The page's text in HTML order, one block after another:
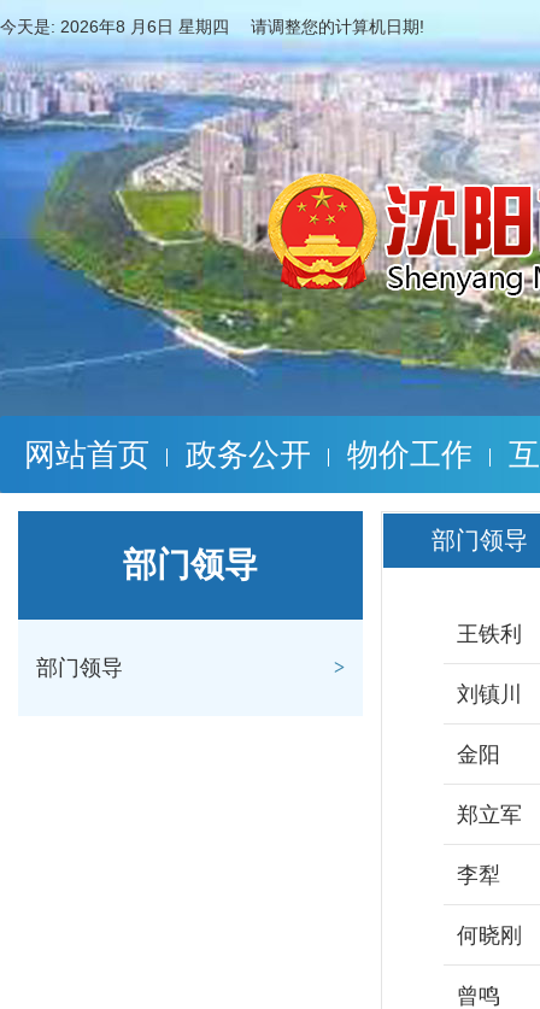
今天是: 2026年8 月6日 星期四 请调整您的计算机日期!
网站首页 政务公开 物价工作
部门领导
部门领导
部门领导
王铁利
刘镇川
金阳
郑立军
李犁
何晓刚
曾鸣